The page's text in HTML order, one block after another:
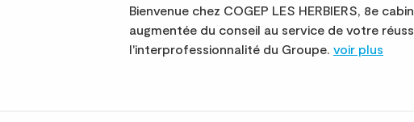
Bienvenue chez COGEP LES HERBIERS, 8e
augmentée du conseil au service de votre
l'interprofessionnalité du Groupe. voir plus